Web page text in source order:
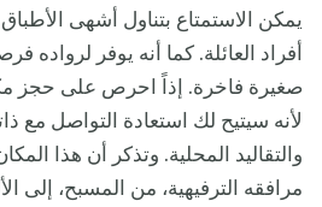
أفراد العائلة. كما أنه يوفر لرواده
صغيرة فاخرة. إذاً احرص على حجز
لأنه سيتيح لك استعادة التواصل مع
والتقاليد المحلية. وتذكر أن هذا
مرافقه الترفيهية، من المسبح، إلى